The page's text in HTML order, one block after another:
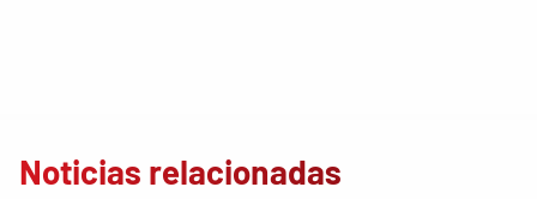
Noticias relacionadas